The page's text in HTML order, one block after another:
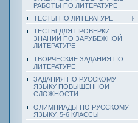
РАБОТЫ ПО ЛИТЕРАТУРЕ
ТЕСТЫ ПО ЛИТЕРАТУРЕ
ТЕСТЫ ДЛЯ ПРОВЕРКИ
ЗНАНИЙ ПО ЗАРУБЕЖНОЙ
ЛИТЕРАТУРЕ
ТВОРЧЕСКИЕ ЗАДАНИЯ ПО
ЛИТЕРАТУРЕ
ЗАДАНИЯ ПО РУССКОМУ
ЯЗЫКУ ПОВЫШЕННОЙ
СЛОЖНОСТИ
ОЛИМПИАДЫ ПО РУССКОМУ
ЯЗЫКУ. 5-6 КЛАССЫ